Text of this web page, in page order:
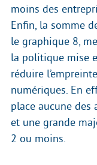
moins des
Enfin, la somme
le graphique 8,
la politique mise
réduire
numériques. En
place aucune des
et une grande
2 ou moins.